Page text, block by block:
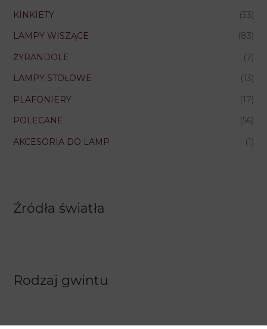
KINKIETY
(33)
LAMPY WISZĄCE
(83)
ŻYRANDOLE
(7)
LAMPY STOŁOWE
(13)
PLAFONIERY
(17)
POLECANE
(56)
AKCESORIA DO LAMP
(1)
Źródła światła
Rodzaj gwintu